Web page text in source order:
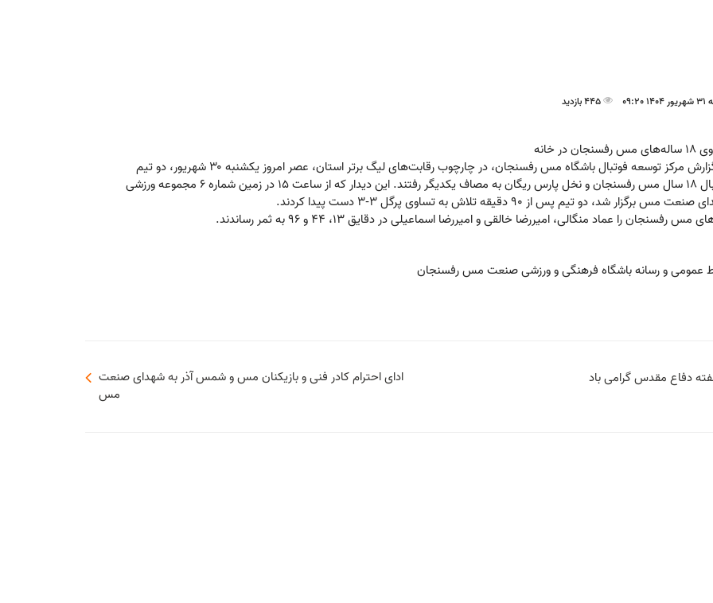
445 بازدید
در خانه
به گزارش مرکز توسعه فوتبال باشگاه مس رفسنجان، در چارچوب رقابت‌های لیگ برتر استان، عصر امروز یکشنبه ۳۰ شهریور، دو تیم
فوتبال ۱۸ سال مس رفسنجان و نخل پارس ریگان به مصاف یکدیگر رفتند. این دیدار که از ساعت ۱۵ در زمین شماره ۶ مجموعه ورزشی
مس برگزار شد، دو تیم پس از ۹۰ دقیقه تلاش به تساوی پرگل ۳-۳ دست پیدا کردند.
مس رفسنجان را عماد منگالی، امیررضا خالقی و امیررضا اسماعیلی در دقایق ۱۳، ۴۴ و ۹۶ به ثمر رساندند.
عمومی و رسانه باشگاه فرهنگی و ورزشی صنعت مس رفسنجان
ادای احترام کادر فنی و بازیکنان مس و شمس آذر به شهدای صنعت
مس
دفاع مقدس گرامی باد